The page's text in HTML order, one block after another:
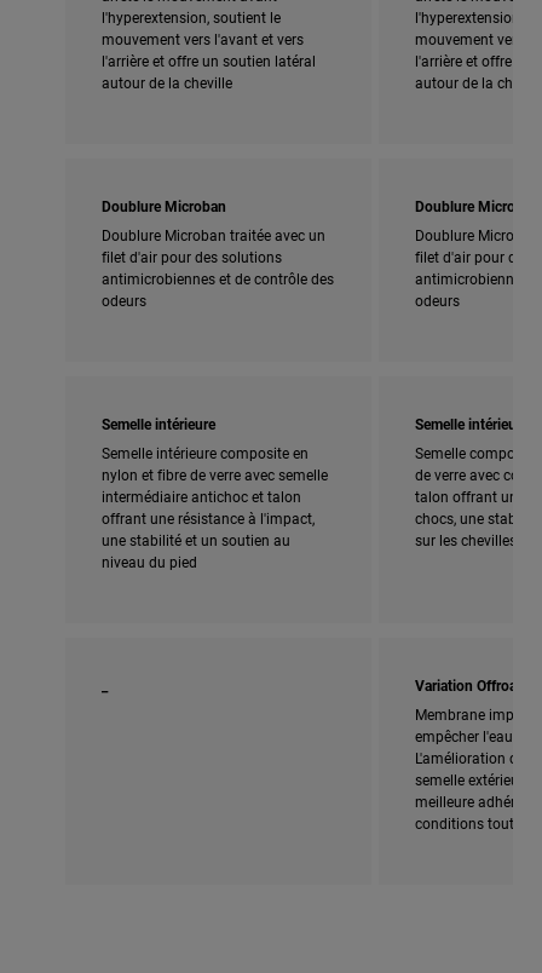
l'hyperextension, soutient le
mouvement vers l'avant et vers
l'arrière et offre un soutien latéral
autour de la cheville
l'hyperextension,
mouvement vers
l'arrière et offre un
autour de la
Doublure Microban
Doublure Microban traitée avec un
filet d'air pour des solutions
antimicrobiennes et de contrôle des
odeurs
Doublure Microban
Doublure
filet d'air pour des
antimicrobiennes
odeurs
Semelle intérieure
Semelle intérieure composite en
nylon et fibre de verre avec semelle
intermédiaire antichoc et talon
offrant une résistance à l'impact,
une stabilité et un soutien au
niveau du pied
Semelle intérieure
Semelle
de verre avec
talon offrant une
chocs, une
sur les chevilles
Variation Offroad
Membrane
empêcher l'eau de
L'amélioration de
semelle extérieure
meilleure
conditions tout-